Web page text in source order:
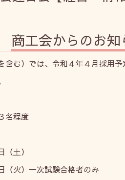
商工会からのお知
含む）では、令和４年４月採用予
名程度
土）
）一次試験合格者のみ